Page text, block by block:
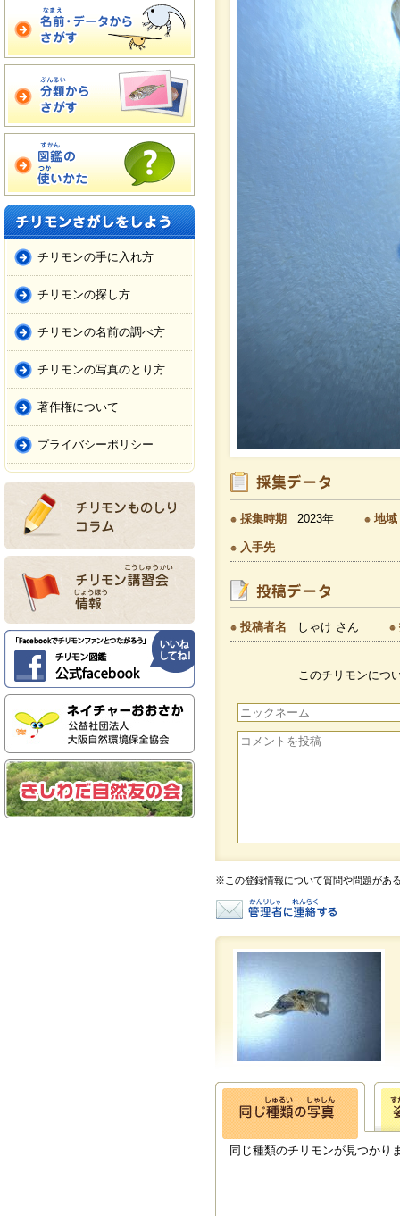
チリモンの手に入れ方
チリモンの探し方
チリモンの名前の調べ方
チリモンの写真のとり方
著作権について
プライバシーポリシー
採集時期 2023年 地域
入手先
投稿者名 しゃけ さん
このチリモンにつ
※この登録情報について質問や問題があ
同じ種類のチリモンが見つかり